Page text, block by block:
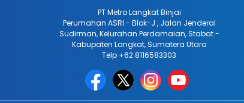
PT Metro Langkat Binjai
Perumahan ASRI - Blok-J , Jalan Jenderal
Sudirman, Kelurahan Perdamaian, Stabat -
Kabupaten Langkat, Sumatera Utara
Telp +62 8116583303